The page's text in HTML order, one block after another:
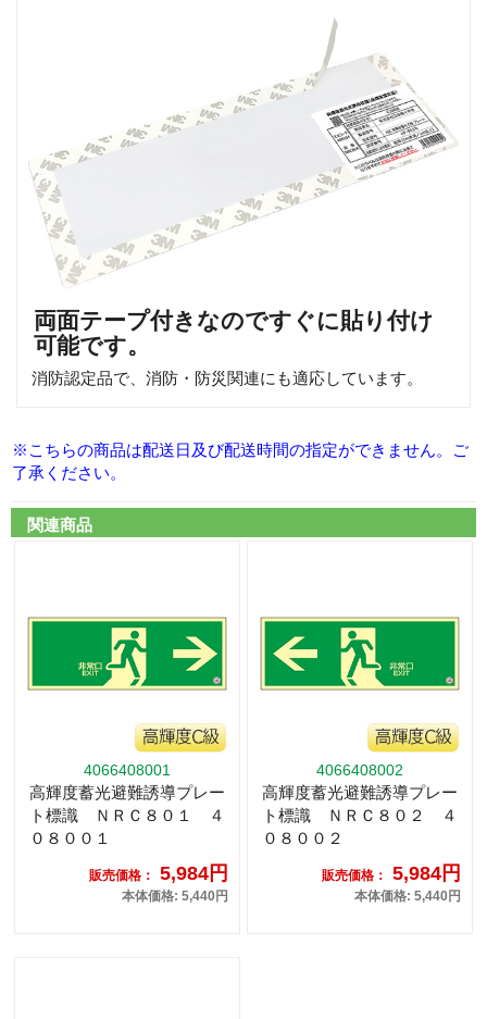
両面テープ付きなのですぐに貼り付け
可能です。
消防認定品で、消防・防災関連にも適応しています。
※こちらの商品は配送日及び配送時間の指定ができません。ご
了承ください。
関連商品
4066408001
高輝度蓄光避難誘導プレー
ト標識 ＮＲＣ８０１ ４
０８００１
販売価格： 5,984円
本体価格: 5,440円
4066408002
高輝度蓄光避難誘導プレー
ト標識 ＮＲＣ８０２ ４
０８００２
販売価格： 5,984円
本体価格: 5,440円